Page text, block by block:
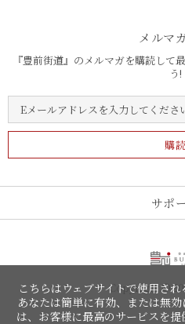
サポ
メルマ
『豊前街道』のメルマガを購読して
う!
Copyright ©
こちらはウェブサイトで使用され
あなたは簡単に有効、または無
は、お客様に最高のサービスを